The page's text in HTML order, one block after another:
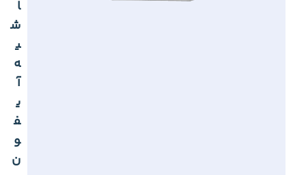
ا
ش
ی
ه
آ
ی
ف
و
ن